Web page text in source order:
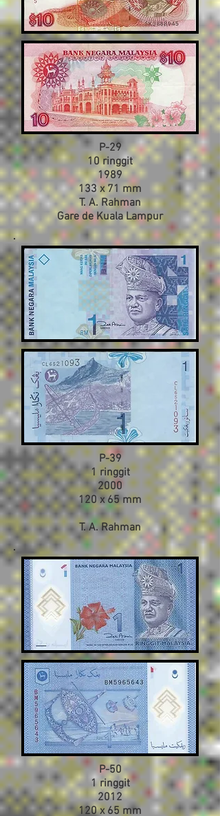
P-29
10 ringgit
1989
133 x 71 mm
T. A. Rahman
Gare de Kuala Lampur
P-39
1 ringgit
2000
120 x 65 mm
T. A. Rahman
P-50
1 ringgit
2012
120 x 65 mm